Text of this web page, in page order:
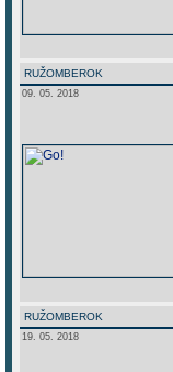
RUŽOMBEROK
09. 05. 2018
RUŽOMBEROK
19. 05. 2018